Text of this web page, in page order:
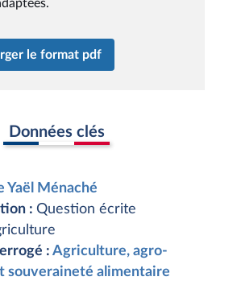
le format pdf
Données clés
Yaël Ménaché
: Question écrite
: Agriculture, agro-
souveraineté alimentaire